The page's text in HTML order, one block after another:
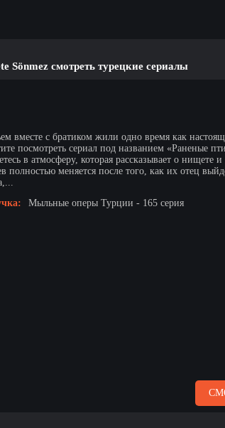
Sönmez смотреть турецкие сериалы
вместе с братиком жили одно время как
посмотреть сериал под названием «Раненые
в атмосферу, которая рассказывает о нищете
полностью меняется после того, как их отец
Мыльные оперы Турции - 165 серия